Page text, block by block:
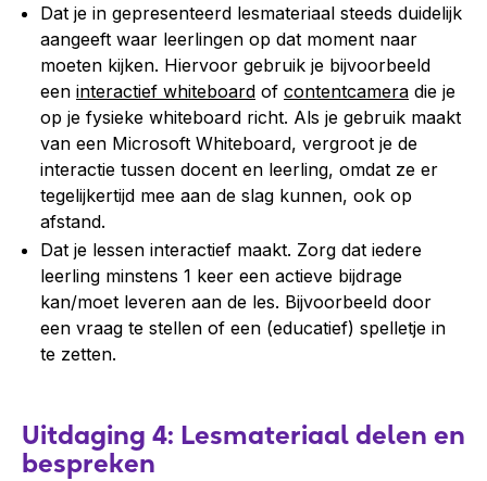
Dat je in gepresenteerd lesmateriaal steeds duidelijk
aangeeft waar leerlingen op dat moment naar
moeten kijken. Hiervoor gebruik je bijvoorbeeld
een interactief whiteboard of contentcamera die je
op je fysieke whiteboard richt. Als je gebruik maakt
van een Microsoft Whiteboard, vergroot je de
interactie tussen docent en leerling, omdat ze er
tegelijkertijd mee aan de slag kunnen, ook op
afstand.
Dat je lessen interactief maakt. Zorg dat iedere
leerling minstens 1 keer een actieve bijdrage
kan/moet leveren aan de les. Bijvoorbeeld door
een vraag te stellen of een (educatief) spelletje in
te zetten.
Uitdaging 4: Lesmateriaal delen en
bespreken